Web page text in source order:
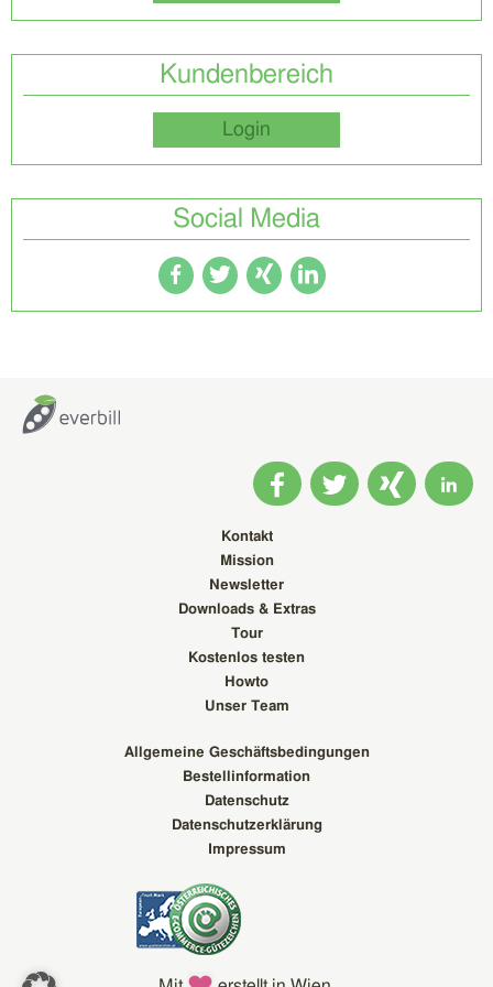
Kundenbereich
Login
Social Media
Kontakt
Mission
Newsletter
Downloads & Extras
Tour
Kostenlos testen
Howto
Unser Team
Allgemeine Geschäftsbedingungen
Bestellinformation
Datenschutz
Datenschutzerklärung
Impressum